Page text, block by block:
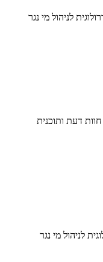
+ חוות דעת ותוכנית